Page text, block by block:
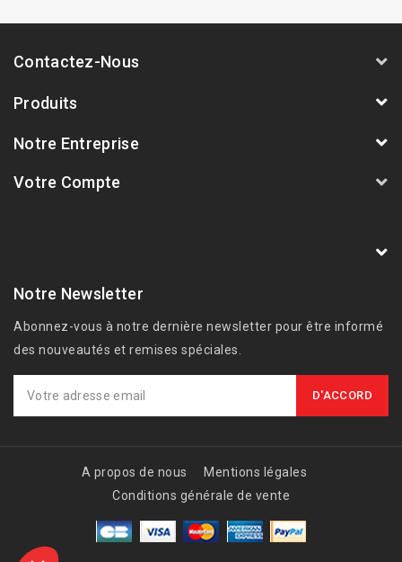
Contactez-Nous
Produits
Notre Entreprise
Votre Compte
Notre Newsletter
Abonnez-vous à notre dernière newsletter pour être informé
des nouveautés et remises spéciales.
A propos de nous
Mentions légales
Conditions générale de vente